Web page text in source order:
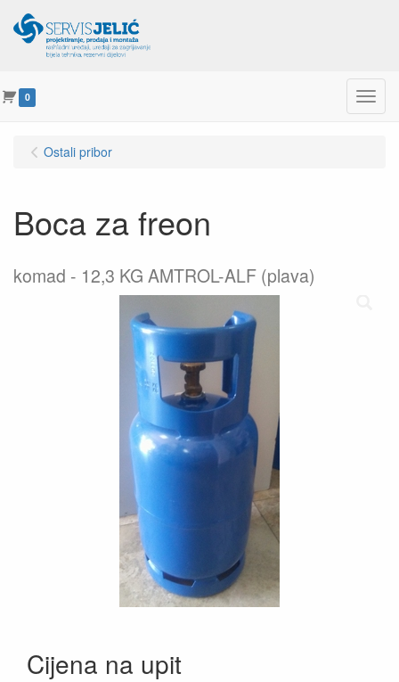
0 Menu
Ostali pribor
Boca za freon
komad 12,3 KG AMTROL-ALF (plava)
Cijena na upit